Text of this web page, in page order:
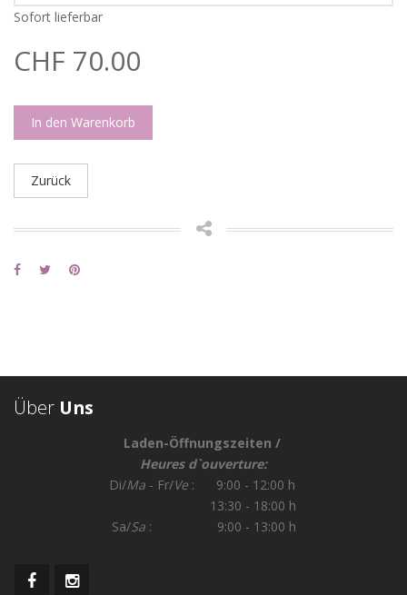
Sofort lieferbar
CHF 70.00
In den Warenkorb
Zurück
Über Uns
Laden-Öffnungszeiten /
Heures d`ouverture:
Di/Ma- Fr/Ve : 9:00 - 12:00 h
13:30 - 18:00 h
Sa/Sa : 9:00 - 13:00 h